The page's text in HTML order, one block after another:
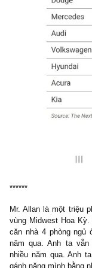
Chúng tôi hỏi
đó giải thích với
‘Tôi đã giàu rồi
Nhưng không hiểu
cả là bởi vì tôi nhìn
V. Điểm
quan
bởi vì họ giống
vệ vậy! Họ chi tiêu
có thể gia nhập
nhất vậy (*)
Rất nhiều triệu phú
với việc lái những
Họ quan tâm đến